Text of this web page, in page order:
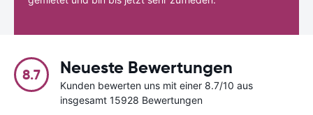
8.7 Neueste Bewertungen
Kunden bewerten uns mit einer 8.7/10 aus
insgesamt 15928 Bewertungen